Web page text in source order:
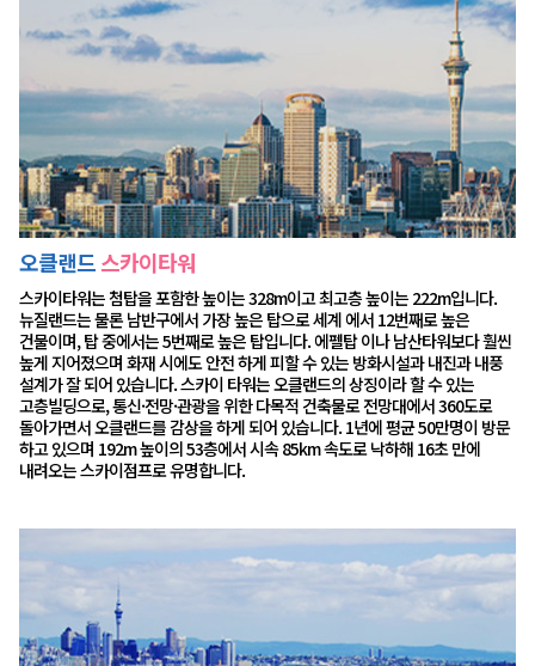
오클랜드스카이타워
스카이타워는 첨탑을 포함한 높이는 328m이고 최고층 높이는 222m입니다.
뉴질랜드는 물론 남반구에서 가장 높은 탑으로 세계 에서 12번째로 높은
건물이며, 탑 중에서는 5번째로 높은 탑입니다. 에펠탑 이나 남산타워보다 훨씬
높게 지어졌으며 화재 시에도 안전 하게 피할 수 있는 방화시설과 내진과 내풍
설계가 잘 되어 있습니다. 스카이 타워는 오클랜드의 상징이라 할 수 있는
고층빌딩으로, 통신·전망·관광을 위한 다목적 건축물로 전망대에서 360도로
돌아가면서 오클랜드를 감상을 하게 되어 있습니다. 1년에 평균 50만명이 방문
하고 있으며 192m 높이의 53층에서 시속 85km 속도로 낙하해 16초 만에
내려오는 스카이점프로 유명합니다.